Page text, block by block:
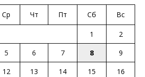
Ср Чт Пт Сб Вс
1
2
5 6 7 8
9
12 13 14 15
16